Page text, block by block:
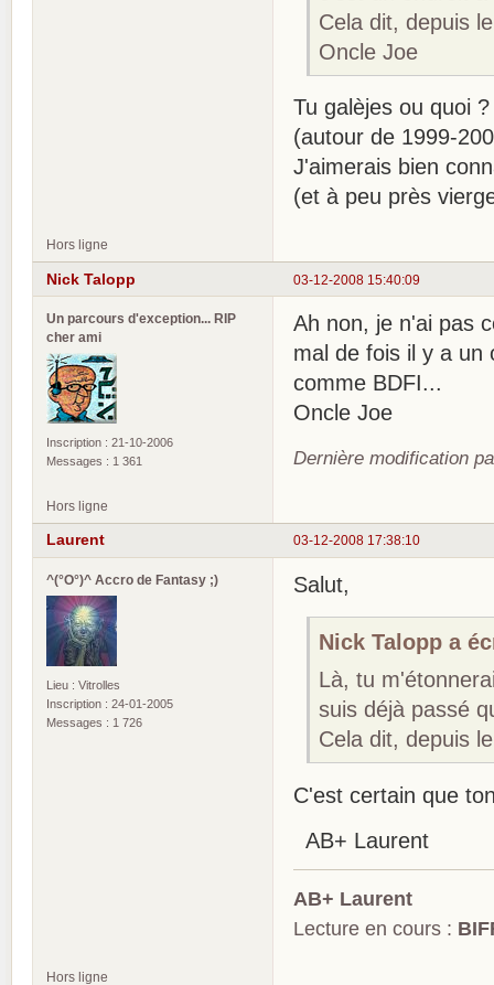
Cela dit, depuis
Oncle Joe
Tu galèjes ou quoi
(autour de 1999-
J'aimerais bien
(et à peu près
Hors ligne
03-12-2008 15:40:09
Nick Talopp
Un parcours d'exception... RIP
cher ami
Inscription : 21-10-2006
Messages : 1 361
Ah non, je n'ai pas
mal de fois il y a un
comme BDFI...
Oncle Joe
Dernière modification
Hors ligne
03-12-2008 17:38:10
Laurent
^(°O°)^ Accro de Fantasy ;)
Lieu : Vitrolles
Inscription : 24-01-2005
Messages : 1 726
Salut,
Nick Talopp a
Là, tu
suis déjà passé
Cela dit, depuis
C'est certain que
AB+ Laurent
AB+ Laurent
Lecture en cours :
Hors ligne